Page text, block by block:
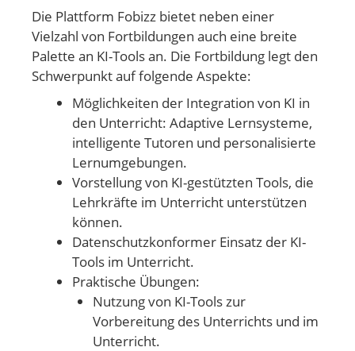
Die Plattform Fobizz bietet neben einer
Vielzahl von Fortbildungen auch eine breite
Palette an KI-Tools an. Die Fortbildung legt den
Schwerpunkt auf folgende Aspekte:
Möglichkeiten der Integration von KI in
den Unterricht: Adaptive Lernsysteme,
intelligente Tutoren und personalisierte
Lernumgebungen.
Vorstellung von KI-gestützten Tools, die
Lehrkräfte im Unterricht unterstützen
können.
Datenschutzkonformer Einsatz der KI-
Tools im Unterricht.
Praktische Übungen:
Nutzung von KI-Tools zur
Vorbereitung des Unterrichts und im
Unterricht.